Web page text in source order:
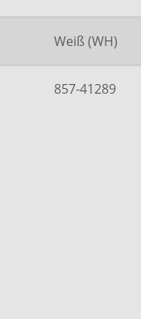
Weiß (WH)
857-41289